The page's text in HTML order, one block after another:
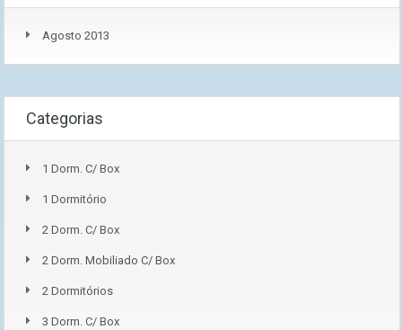
Agosto 2013
Categorias
1 Dorm. C/ Box
1 Dormitório
2 Dorm. C/ Box
2 Dorm. Mobiliado C/ Box
2 Dormitórios
3 Dorm. C/ Box